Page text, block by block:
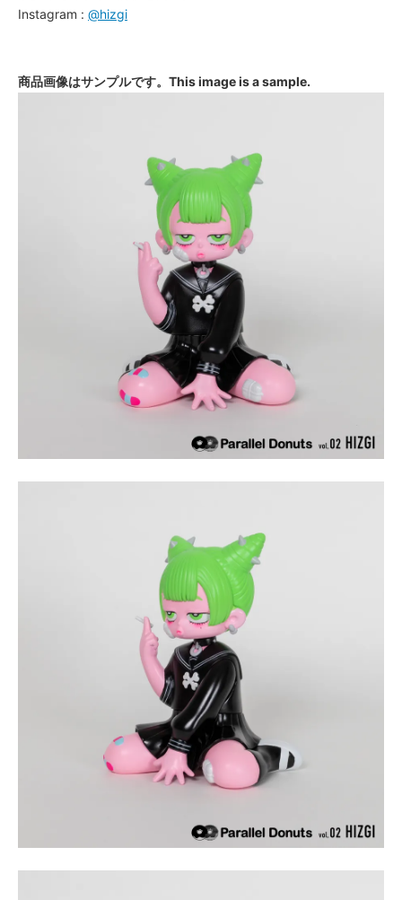
Instagram : @hizgi
商品画像はサンプルです。This image is a sample.